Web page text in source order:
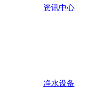
资讯中心
净水设备